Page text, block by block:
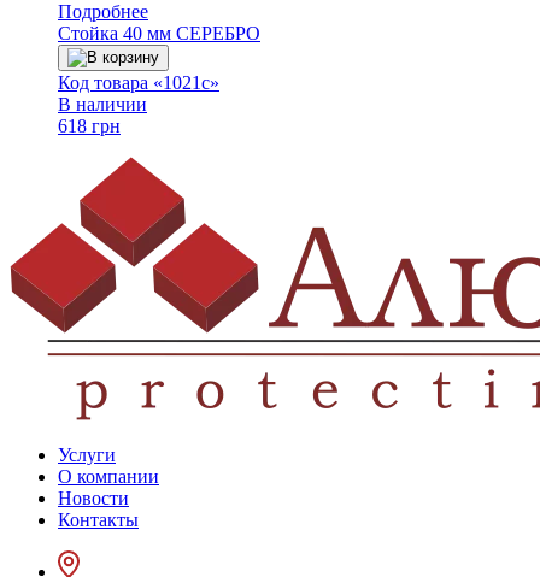
Подробнее
Стойка 40 мм СЕРЕБРО
В корзину
Код товара «1021с»
В наличии
618 грн
Услуги
О компании
Новости
Контакты